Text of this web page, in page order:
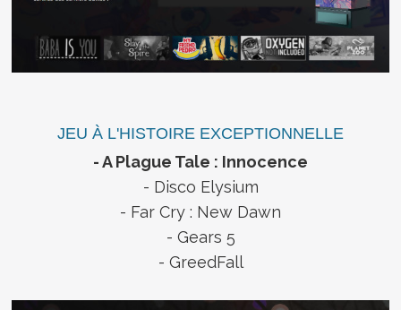
JEU À L'HISTOIRE EXCEPTIONNELLE
- A Plague Tale : Innocence
- Disco Elysium
- Far Cry : New Dawn
- Gears 5
- GreedFall